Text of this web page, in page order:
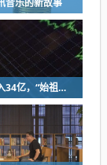
从小作坊到年入34亿，“始祖鸟对手”被中国资本买了，能成“中产新宠”吗？